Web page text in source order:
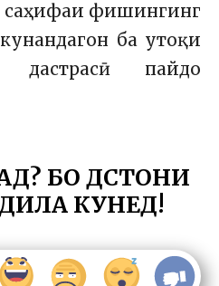
саҳифаи фишингинг
ба утоқи
пайдо
БО ДӮСТОНИ
КУНЕД!